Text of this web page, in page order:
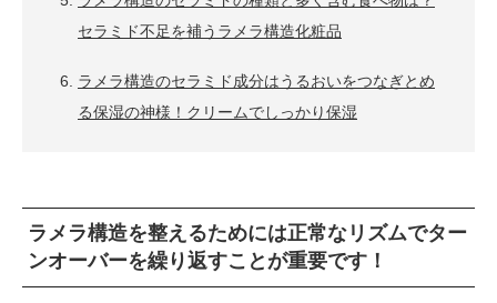
セラミド不足を補うラメラ構造化粧品
ラメラ構造のセラミド成分はうるおいをつなぎとめ
る保湿の神様！クリームでしっかり保湿
ラメラ構造を整えるためには正常なリズムでター
ンオーバーを繰り返すことが重要です！